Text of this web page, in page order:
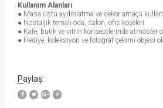
Kullanım Alanları
● Masa üstü aydınlatma ve dekor amaçlı
● Nostaljik temalı oda, salon, ofis köşeleri
● Kafe, butik ve vitrin konseptlerinde atmosfer
● Hediye, koleksiyon ve fotoğraf çekimi objesi
Paylaş: